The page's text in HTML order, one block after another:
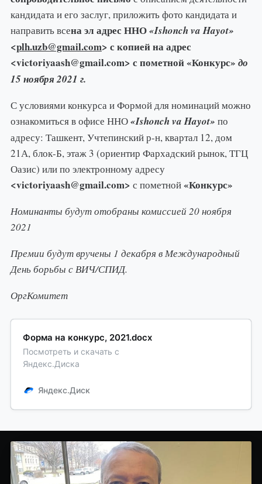
кандидата и его заслуг, приложить фото кандидата и
направить всена эл адрес ННО«Ishonch va Hayot»
<plh.uzb@gmail.com> с копией на адрес
<victoriyaash@gmail.com> с пометной «Конкурс» до
15 ноября 2021 г.
С условиями конкурса и Формой для номинаций можно
ознакомиться в офисе ННО«Ishonch va Hayot» по
адресу: Ташкент, Учтепинский р-н, квартал 12, дом
21А, блок-Б, этаж 3 (ориентир Фархадский рынок, ТГЦ
Оазис) или по электронному адресу
<victoriyaash@gmail.com> с пометной«Конкурс»
Номинанты будут отобраны комиссией 20 ноября
2021
Премии будут вручены 1 декабря в Международный
День борьбы с ВИЧ/СПИД.
ОргКомитет
Форма на конкурс, 2021.docx
Посмотреть и скачать с
Яндекс.Диска
Яндекс.Диск